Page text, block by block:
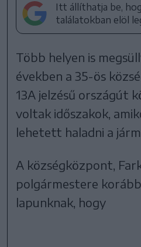
Itt állíthatja be,
találatokban elöl
Több helyen is
években a 35-ös
13A jelzésű országút
voltak időszakok,
lehetett haladni a
A községközpont,
polgármestere
lapunknak, hogy